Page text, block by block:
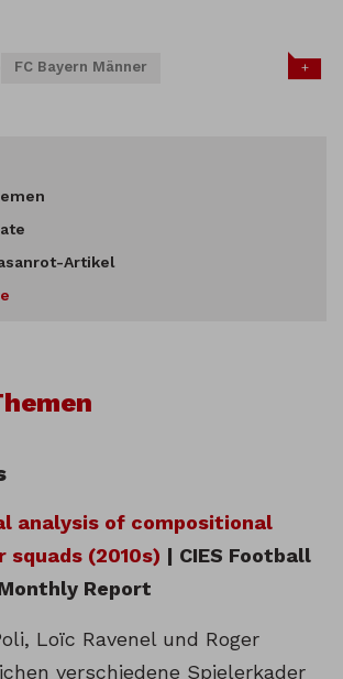
FC Bayern Männer +
Artikel
analysis of compositional
(2010s) | CIES Football
Report
Loïc Ravenel und Roger
verschiedene Spielerkader